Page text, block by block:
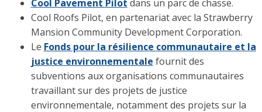
Cool Pavement Pilot dans un parc de chasse.
Cool Roofs Pilot, en partenariat avec la Strawberry
Mansion Community Development Corporation.
Le Fonds pour la résilience communautaire et la
justice environnementale fournit des
subventions aux organisations communautaires
travaillant sur des projets de justice
environnementale, notamment des projets sur la